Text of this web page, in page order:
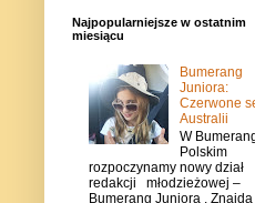
Najpopularniejsze w ostatnim
miesiącu
Bumerang
Juniora:
Czerwone
Australii
W
Polskim
rozpoczynamy nowy dział
redakcji młodzieżowej –
Bumerang Juniora . Znajdą